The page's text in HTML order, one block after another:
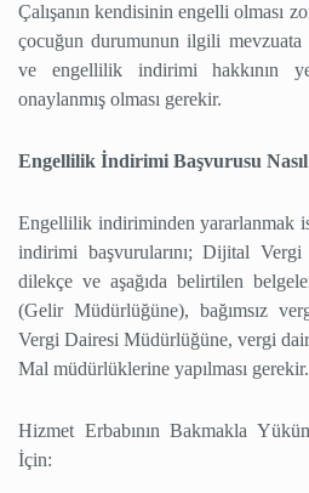
Çalışanın kendisinin engelli olması
çocuğun durumunun ilgili mevzuata
ve engellilik indirimi hakkının
onaylanmış olması gerekir.
Engellilik İndirimi Başvurusu Nasıl
Engellilik indiriminden yararlanmak
indirimi başvurularını; Dijital
dilekçe ve aşağıda belirtilen
(Gelir Müdürlüğüne), bağımsız
Vergi Dairesi Müdürlüğüne, vergi
Mal müdürlüklerine yapılması gerekir.
Hizmet Erbabının Bakmakla
İçin: